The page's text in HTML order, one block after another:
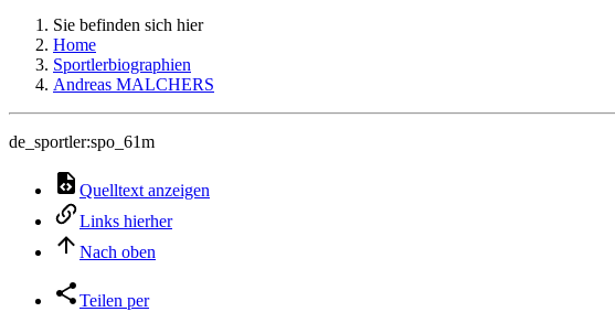
Sie befinden sich hier
Home
Sportlerbiographien
Andreas MALCHERS
de_sportler:spo_61m
Quelltext anzeigen
Links hierher
Nach oben
Teilen per